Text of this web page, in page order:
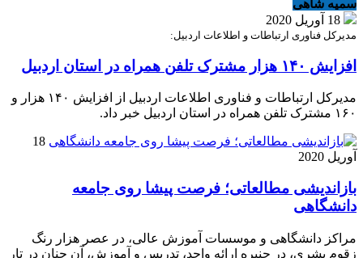
سمیه شاهی
18 آوریل 2020
مدیرکل فناوری ارتباطات و اطلاعات اردبیل:
افزایش ۱۴۰ هزار مشترک تلفن همراه در استان اردبیل
مدیرکل ارتباطات و فناوری اطلاعات اردبیل از افزایش ۱۴۰ هزار و
۱۶۰ مشترک تلفن همراه در استان اردبیل خبر داد.
18
آوریل 2020
بازاندیشی مطالعاتی؛ فرصت پیشا روی جامعه
دانشگاهی
مراکز دانشگاهی و موسسات آموزش عالی، در عصر هزار رنگ
زقوم بشری، در چنبره ارائه واحد، تدریس و آموزش، آن چنان در تار